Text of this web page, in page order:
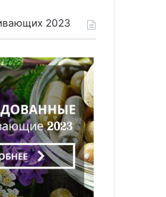
2023